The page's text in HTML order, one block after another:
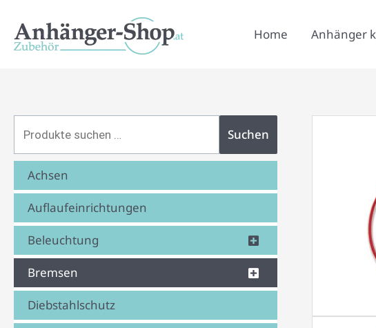
Inhalt
springen
Home Anhänger
nach:
Suchen
Achsen
Auflaufeinrichtungen
Beleuchtung
Bremsen
Diebstahlschutz